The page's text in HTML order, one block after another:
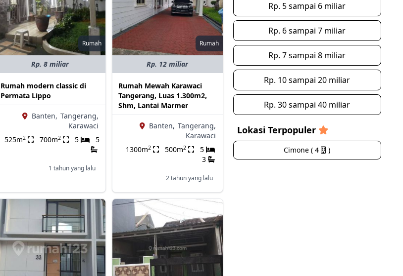
Rumah
Rp. 8 miliar
Rumah modern classic di
Permata Lippo
Banten, Tangerang,
Karawaci
525m2 700m2 5 5
1 tahun yang lalu
Rumah
Rp. 12 miliar
Rumah Mewah Karawaci
Tangerang, Luas 1.300m2,
Shm, Lantai Marmer
Banten, Tangerang,
Karawaci
1300m2 500m2
5
3
2 tahun yang lalu
Rp. 5 sampai 6 miliar
Rp. 6 sampai 7 miliar
Rp. 7 sampai 8 miliar
Rp. 10 sampai 20 miliar
Rp. 30 sampai 40 miliar
Lokasi Terpopuler
Cimone ( 4 )